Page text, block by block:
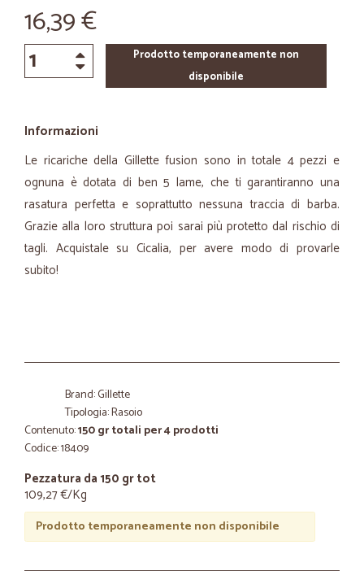
16,39 €
Prodotto temporaneamente non
disponibile
Informazioni
Le ricariche della Gillette fusion sono in totale 4 pezzi e
ognuna è dotata di ben 5 lame, che ti garantiranno una
rasatura perfetta e soprattutto nessuna traccia di barba.
Grazie alla loro struttura poi sarai più protetto dal rischio di
tagli. Acquistale su Cicalia, per avere modo di provarle
subito!
Brand: Gillette
Tipologia: Rasoio
Contenuto:150 gr totali per 4 prodotti
Codice: 18409
Pezzatura da 150 gr tot
109,27 €/Kg
Prodotto temporaneamente non disponibile